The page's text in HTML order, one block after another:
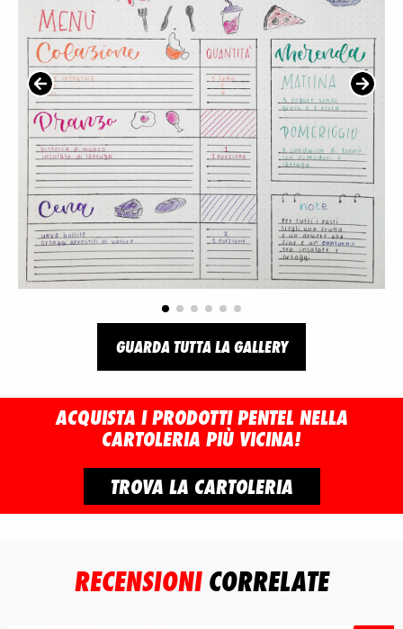
GUARDA TUTTA LA GALLERY
ACQUISTA I PRODOTTI PENTEL NELLA
CARTOLERIA PIÙ VICINA!
TROVA LA CARTOLERIA
RECENSIONICORRELATE